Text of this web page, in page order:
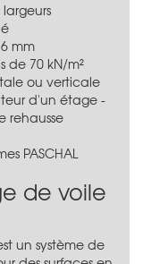
mm
de 70 kN/m²
ou verticale
d'un étage -
rehausse
PASCHAL
de voile
un système de